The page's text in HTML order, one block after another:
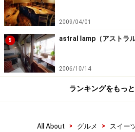
2009/04/01
5 astral lamp（アストラ
2006/10/14
ランキングをもっ
All About > グルメ > スイー